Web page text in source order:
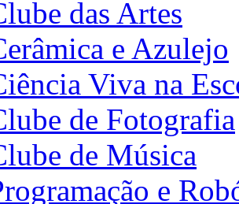
das Artes
e Azulejo
Viva na
de Fotografia
de Música
e